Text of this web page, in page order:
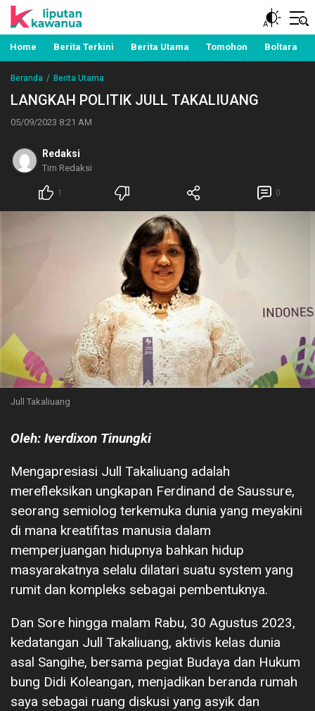
Liputan Kawanua
Berita Manado, Sulawesi Utara, Kawanua, Politik,
Pemerintahan, Hukum Kriminal dan Nasional
Home Berita Terkini Berita Utama Tomohon Boltara
Beranda Berita Utama
LANGKAH POLITIK JULL TAKALIUANG
05/09/2023 8:21 AM
Redaksi
Tim Redaksi
1 0
Jull Takaliuang
Oleh: Iverdixon Tinungki
Mengapresiasi Jull Takaliuang adalah
merefleksikan ungkapan Ferdinand de Saussure,
seorang semiolog terkemuka dunia yang meyakini
di mana kreatifitas manusia dalam
memperjuangan hidupnya bahkan hidup
masyarakatnya selalu dilatari suatu system yang
rumit dan kompleks sebagai pembentuknya.
Dan Sore hingga malam Rabu, 30 Agustus 2023,
kedatangan Jull Takaliuang, aktivis kelas dunia
asal Sangihe, bersama pegiat Budaya dan Hukum
bung Didi Koleangan, menjadikan beranda rumah
saya sebagai ruang diskusi yang asyik dan